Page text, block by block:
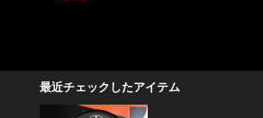
最近チェックしたアイテム